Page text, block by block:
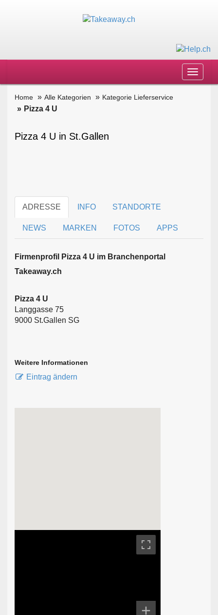
Toggle
Home Alle Kategorien Kategorie Lieferservice
Pizza 4 U
Pizza 4 U in St.Gallen
ADRESSE INFO STANDORTE
NEWS MARKEN FOTOS APPS
Firmen­profil Pizza 4 U im Branchen­portal
Takeaway.ch
Pizza 4 U
Langgasse 75
9000 St.Gallen SG
Weitere Informationen
Eintrag ändern